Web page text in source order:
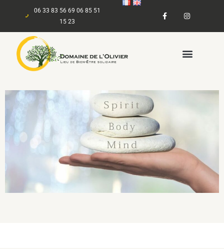
06 33 83 56 69 06 85 51
15 23